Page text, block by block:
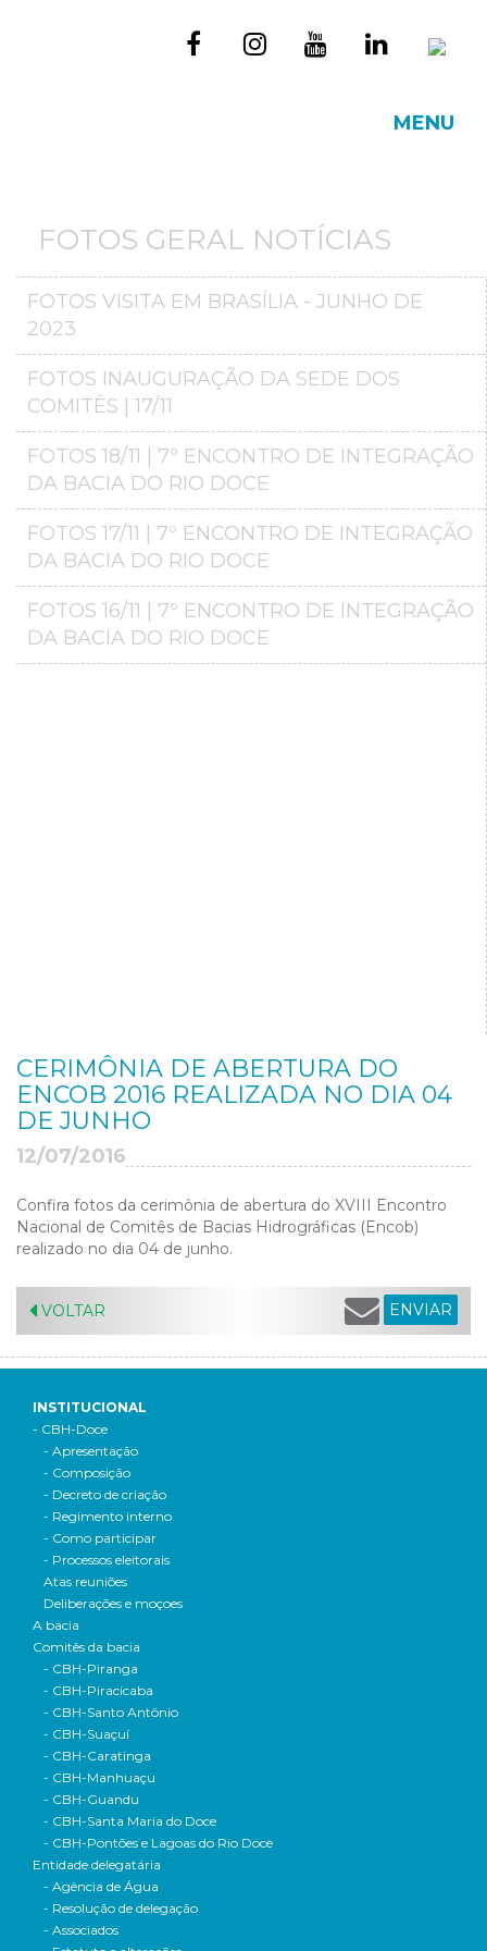
MENU
FOTOS GERAL NOTÍCIAS
FOTOS VISITA EM BRASÍLIA - JUNHO DE
2023
FOTOS INAUGURAÇÃO DA SEDE DOS
COMITÊS | 17/11
FOTOS 18/11 | 7º ENCONTRO DE INTEGRAÇÃO
DA BACIA DO RIO DOCE
FOTOS 17/11 | 7º ENCONTRO DE INTEGRAÇÃO
DA BACIA DO RIO DOCE
FOTOS 16/11 | 7º ENCONTRO DE INTEGRAÇÃO
DA BACIA DO RIO DOCE
CERIMÔNIA DE ABERTURA DO
ENCOB 2016 REALIZADA NO DIA 04
DE JUNHO
12/07/2016
Confira fotos da cerimônia de abertura do XVIII Encontro
Nacional de Comitês de Bacias Hidrográficas (Encob)
realizado no dia 04 de junho.
VOLTAR ENVIAR
INSTITUCIONAL
- CBH-Doce
- Apresentação
- Composição
- Decreto de criação
- Regimento interno
- Como participar
- Processos eleitorais
Atas reuniões
Deliberações e moçoes
A bacia
Comitês da bacia
- CBH-Piranga
- CBH-Piracicaba
- CBH-Santo Antônio
- CBH-Suaçuí
- CBH-Caratinga
- CBH-Manhuaçu
- CBH-Guandu
- CBH-Santa Maria do Doce
- CBH-Pontões e Lagoas do Rio Doce
Entidade delegatária
- Agência de Água
- Resolução de delegação
- Associados